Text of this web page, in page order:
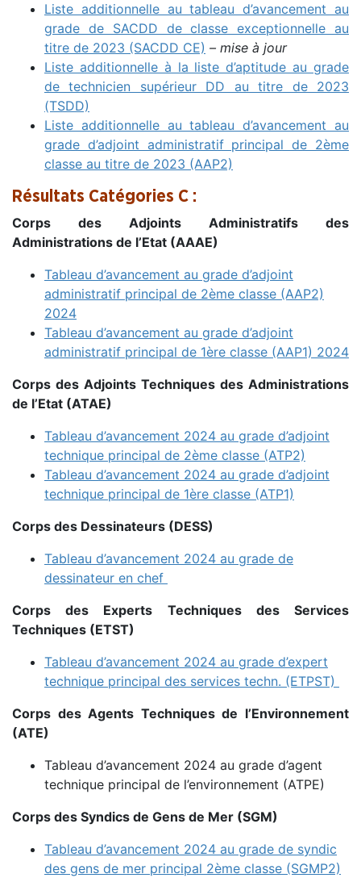
Liste additionnelle au tableau d’avancement au
grade de SACDD de classe exceptionnelle au
titre de 2023 (SACDD CE) – mise à jour
Liste additionnelle à la liste d’aptitude au grade
de technicien supérieur DD au titre de 2023
(TSDD)
Liste additionnelle au tableau d’avancement au
grade d’adjoint administratif principal de 2ème
classe au titre de 2023 (AAP2)
Résultats Catégories C :
Corps des Adjoints Administratifs des
Administrations de l’Etat (AAAE)
Tableau d’avancement au grade d’adjoint
administratif principal de 2ème classe (AAP2)
2024
Tableau d’avancement au grade d’adjoint
administratif principal de 1ère classe (AAP1) 2024
Corps des Adjoints Techniques des Administrations
de l’Etat (ATAE)
Tableau d’avancement 2024 au grade d’adjoint
technique principal de 2ème classe (ATP2)
Tableau d’avancement 2024 au grade d’adjoint
technique principal de 1ère classe (ATP1)
Corps des Dessinateurs (DESS)
Tableau d’avancement 2024 au grade de
dessinateur en chef
Corps des Experts Techniques des Services
Techniques (ETST)
Tableau d’avancement 2024 au grade d’expert
technique principal des services techn. (ETPST)
Corps des Agents Techniques de l’Environnement
(ATE)
Tableau d’avancement 2024 au grade d’agent
technique principal de l’environnement (ATPE)
Corps des Syndics de Gens de Mer (SGM)
Tableau d’avancement 2024 au grade de syndic
des gens de mer principal 2ème classe (SGMP2)